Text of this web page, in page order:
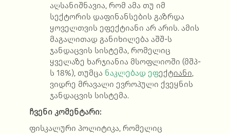
აღსანიშნავია, რომ ამა თუ იმ
სექტორის დაფინანსების გაზრდა
ყოველთვის ეფექტიანი არ არის. ამის
მაგალითად განიხილება აშშ-ს
ჯანდაცვის სისტემა, რომელიც
ყველაზე ხარჯიანია მსოფლიოში (მშპ-
ს 18%), თუმცა ნაკლებად ეფექტიანი,
ვიდრე მრავალი ევროპული ქვეყნის
ჯანდაცვის სისტემა.
ჩვენი კომენტარი:
ფისკალური პოლიტიკა, რომელიც